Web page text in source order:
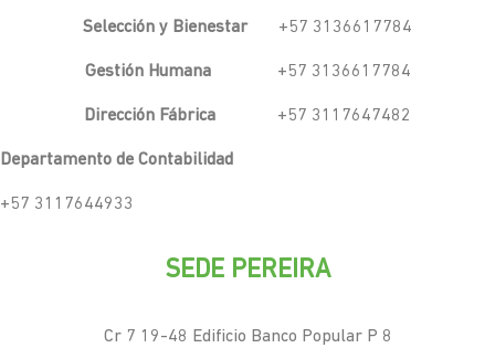
Selección y Bienestar+57 3136617784
Gestión Humana+57 3136617784
Dirección Fábrica +57 3117647482
Departamento de Contabilidad
+57 3117644933
SEDE PEREIRA
Cr 7 19-48 Edificio Banco Popular P 8